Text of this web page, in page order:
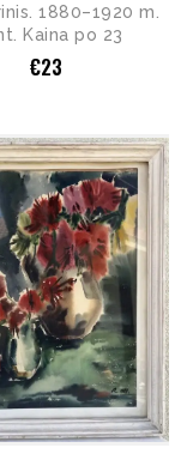
1880–1920 m.
Kaina po 23
€23